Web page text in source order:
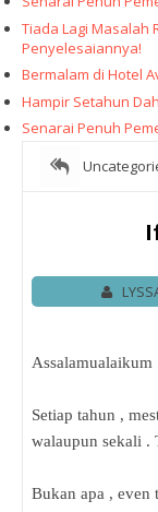
Tiada Lagi Masalah
Penyelesaiannya!
Bermalam di Hotel
Hampir Setahun
Senarai Penuh
Setiap tahun ,
walaupun sekali .
Bukan apa , even